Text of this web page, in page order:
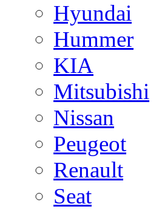
Hyundai
Hummer
KIA
Mitsubishi
Nissan
Peugeot
Renault
Seat